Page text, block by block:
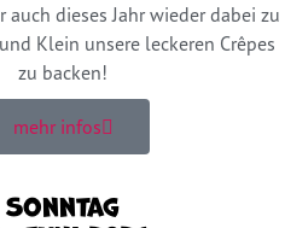
auch dieses Jahr wieder dabei zu
Klein unsere leckeren Crêpes
zu backen!
mehr infos
Sonntag